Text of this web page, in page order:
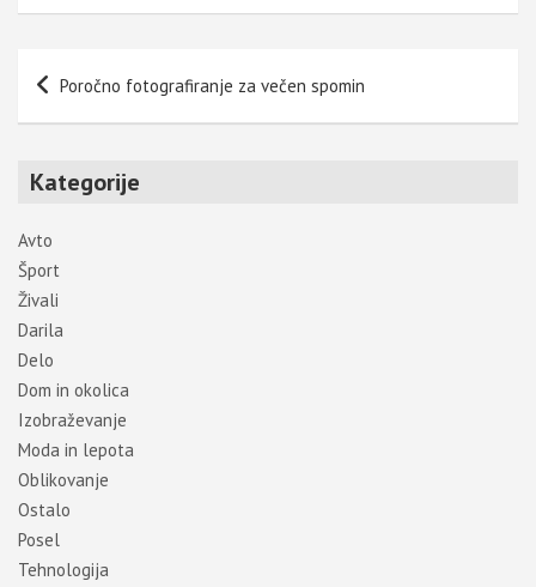
Navigacija
prispevka
Poročno fotografiranje za večen spomin
Kategorije
Avto
Šport
Živali
Darila
Delo
Dom in okolica
Izobraževanje
Moda in lepota
Oblikovanje
Ostalo
Posel
Tehnologija